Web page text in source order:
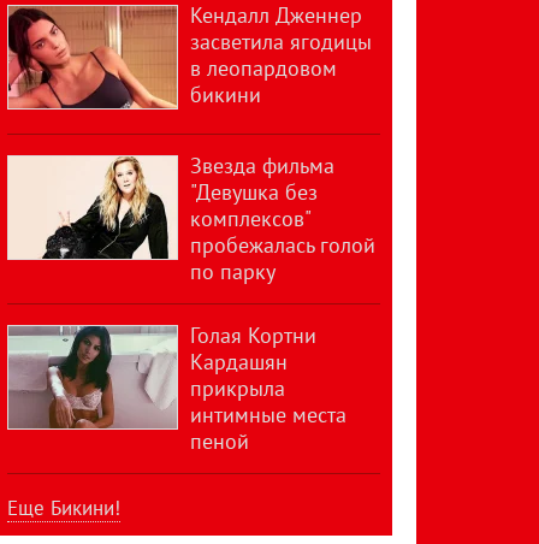
Кендалл Дженнер
засветила ягодицы
в леопардовом
бикини
Звезда фильма
"Девушка без
комплексов"
пробежалась голой
по парку
Голая Кортни
Кардашян
прикрыла
интимные места
пеной
Еще Бикини!